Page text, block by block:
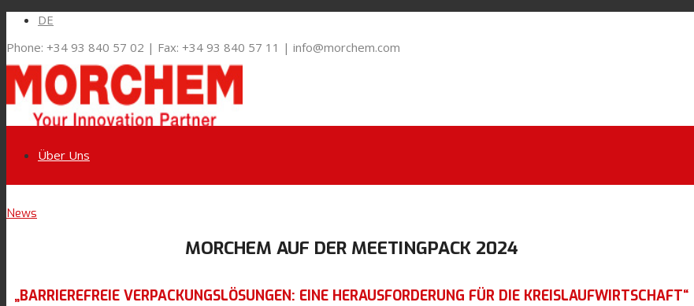
DE
Phone: +34 93 840 57 02 | Fax: +34 93 840 57 11 | info@morchem.com
Über Uns
News
MORCHEM AUF DER MEETINGPACK 2024
„BARRIEREFREIE VERPACKUNGSLÖSUNGEN: EINE HERAUSFORDERUNG FÜR DIE KREISLAUFWIRTSCHAFT“